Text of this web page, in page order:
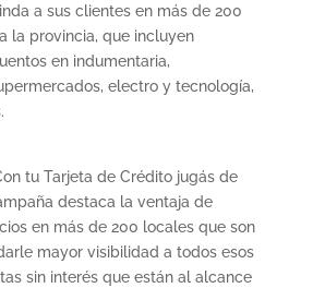
a sus clientes en más de 200
la provincia, que incluyen
en indumentaria,
electro y tecnología,
tu Tarjeta de Crédito jugás de
destaca la ventaja de
en más de 200 locales que son
mayor visibilidad a todos esos
sin interés que están al alcance